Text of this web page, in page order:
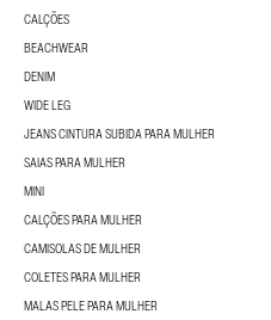
CALÇÕES
BEACHWEAR
DENIM
WIDE LEG
JEANS CINTURA SUBIDA PARA MULHER
SAIAS PARA MULHER
MINI
CALÇÕES PARA MULHER
CAMISOLAS DE MULHER
COLETES PARA MULHER
MALAS PELE PARA MULHER